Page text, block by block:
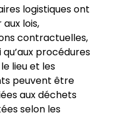
logistiques ont
lois,
contractuelles,
procédures
lieu et les
peuvent être
aux déchets
selon les